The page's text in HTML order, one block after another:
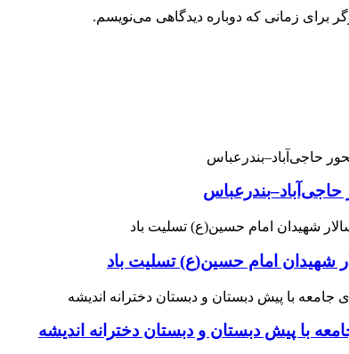
برای زمانی که دوباره دیدگاهی می‌نویسم.
حاجی‌آباد–بندرعباس
شهیدان امام حسین(ع) تسلیت باد
با پیش دبستان و دبستان دخترانه اندیشه